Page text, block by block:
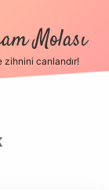
Molası
zihnini canlandır!